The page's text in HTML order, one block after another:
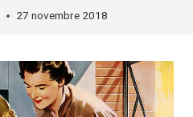
27 novembre 2018